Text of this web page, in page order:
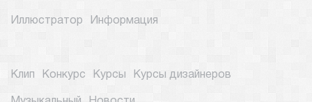
Иллюстратор Информация
Клип Конкурс Курсы Курсы дизайнеров